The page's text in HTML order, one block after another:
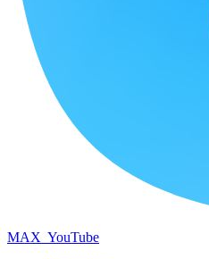
MAX YouTube